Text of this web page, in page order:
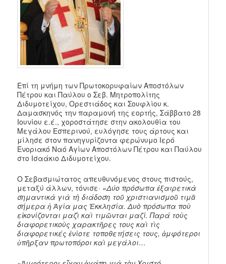
Επί τη μνήμη των Πρωτοκορυφαίων Αποστόλων
Πέτρου και Παύλου ο Σεβ. Μητροπολίτης
Διδυμοτείχου, Ορεστιάδος και Σουφλίου κ.
Δαμασκηνός την παραμονή της εορτής, Σάββατο 28
Ιουνίου ε.έ., χοροστάτησε στην ακολουθία του
Μεγάλου Εσπερινού, ευλόγησε τους άρτους και
μίλησε στον πανηγυρίζοντα φερώνυμο Ιερό
Ενοριακό Ναό Αγίων Αποστόλων Πέτρου και Παύλου
στο Ισαάκιο Διδυμοτείχου.
Ο Σεβασμιώτατος απευθυνόμενος στους πιστούς,
μεταξύ άλλων, τόνισε· «Δύο πρόσωπα ἐξαιρετικὰ
σημαντικὰ γιὰ τὴ διάδοση τοῦ χριστιανισμοῦ τιμᾶ
σήμερα ἡ Ἁγία μας Ἐκκλησία. Δυὸ πρόσωπα ποὺ
εἰκονίζονται μαζὶ καὶ τιμῶνται μαζί. Παρά τοὺς
διαφορετικοὺς χαρακτῆρες τους καὶ τὶς
διαφορετικές ἐνίοτε τοποθετήσεις τους, ἀμφότεροι
ὑπῆρξαν πρωτοπόροι καὶ μεγάλοι…